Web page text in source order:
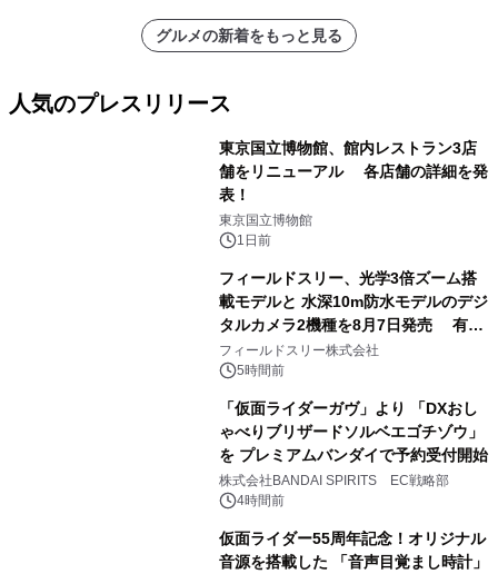
グルメの新着をもっと見る
人気のプレスリリース
東京国立博物館、館内レストラン3店
舗をリニューアル 各店舗の詳細を発
表！
東京国立博物館
1日前
フィールドスリー、光学3倍ズーム搭
載モデルと 水深10m防水モデルのデジ
タルカメラ2機種を8月7日発売 有効
約1300万画素、用途別に選べるコンデ
ジ新登場
フィールドスリー株式会社
5時間前
「仮面ライダーガヴ」より 「DXおし
ゃべりブリザードソルベエゴチゾウ」
を プレミアムバンダイで予約受付開始
株式会社BANDAI SPIRITS EC戦略部
4時間前
仮面ライダー55周年記念！オリジナル
音源を搭載した 「音声目覚まし時計」